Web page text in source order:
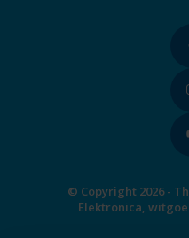
© Copyright 2026 -
Elektronica,